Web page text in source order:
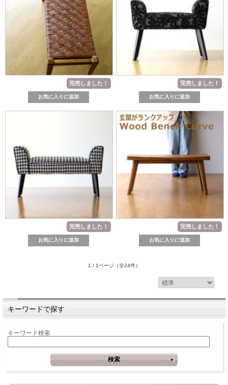
完売しました！ 完売しました！
完売しました！ 完売しました！
1 / 1ページ （全24件）
キーワードで探す
キーワード検索